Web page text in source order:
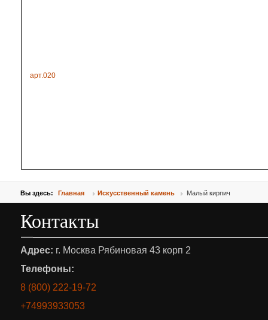
арт.020
Вы здесь: Главная Искусственный камень Малый кирпич
Контакты
Адрес: г. Москва Рябиновая 43 корп 2
Телефоны:
8 (800) 222-19-72
+74993933053